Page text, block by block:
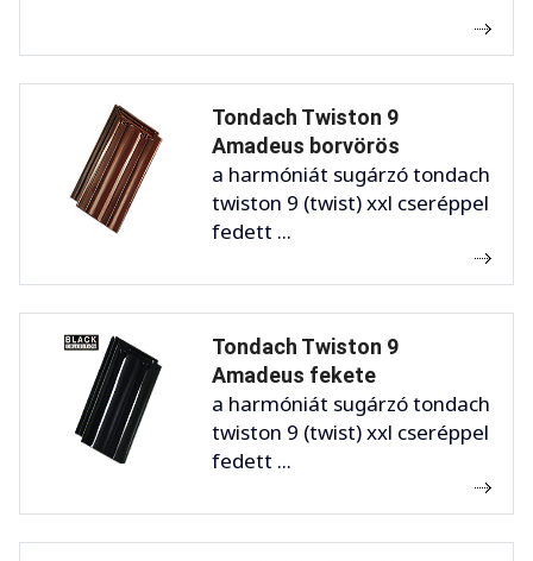
Tondach Twiston 9
Amadeus borvörös
a harmóniát sugárzó tondach
twiston 9 (twist) xxl cseréppel
fedett ...
Tondach Twiston 9
Amadeus fekete
a harmóniát sugárzó tondach
twiston 9 (twist) xxl cseréppel
fedett ...